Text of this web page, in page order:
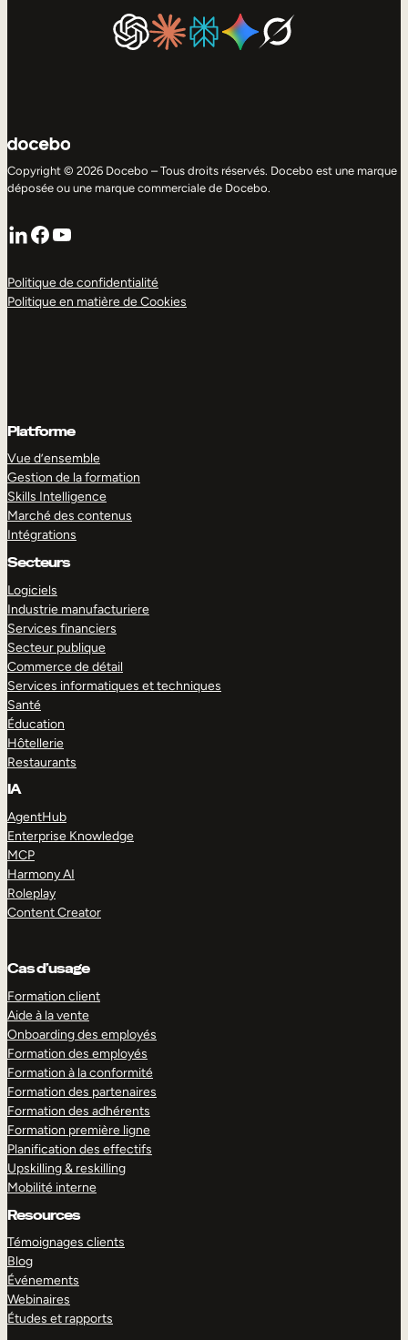
Copyright © 2026 Docebo – Tous droits réservés. Docebo est une marque
déposée ou une marque commerciale de Docebo.
LinkedIn
Facebook
YouTube
Politique de confidentialité
Politique en matière de Cookies
Platforme
Vue d’ensemble
Gestion de la formation
Skills Intelligence
Marché des contenus
Intégrations
Secteurs
Logiciels
Industrie manufacturiere
Services financiers
Secteur publique
Commerce de détail
Services informatiques et techniques
Santé
Éducation
Hôtellerie
Restaurants
IA
AgentHub
Enterprise Knowledge
MCP
Harmony AI
Roleplay
Content Creator
Cas d’usage
Formation client
Aide à la vente
Onboarding des employés
Formation des employés
Formation à la conformité
Formation des partenaires
Formation des adhérents
Formation première ligne
Planification des effectifs
Upskilling & reskilling
Mobilité interne
Resources
Témoignages clients
Blog
Événements
Webinaires
Études et rapports